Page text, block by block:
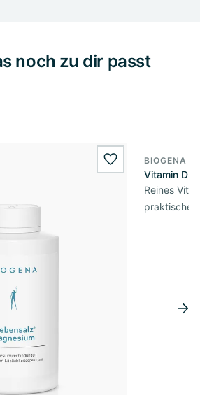
noch zu dir passt
wishlist.add
BIOGENA
Vitamin D3
Reines
praktischer